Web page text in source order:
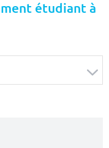
max
m²
étudiant à